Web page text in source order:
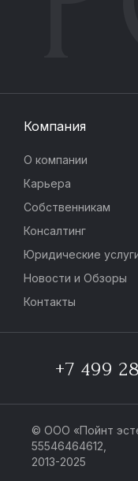
ID 1545035
пер., д.3»
90 000
ст.
Компания
О компании
Карьера
Собственникам
Консалтинг
Юридические
Новости и Обзоры
Контакты
+7 499
© ООО «Пойнт
55546464612,
2013-2025